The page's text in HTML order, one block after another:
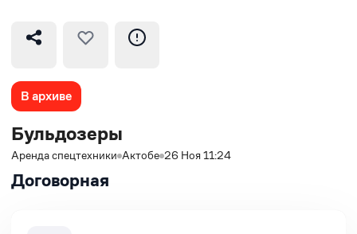
В архиве
Бульдозеры
Аренда спецтехники Актобе 26 Ноя 11:24
Договорная